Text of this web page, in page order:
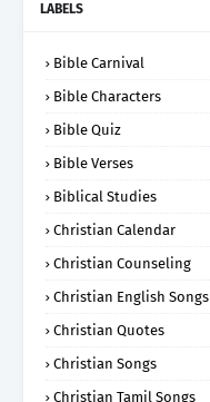
LABELS
Bible Carnival
Bible Characters
Bible Quiz
Bible Verses
Biblical Studies
Christian Calendar
Christian Counseling
Christian English Songs
Christian Quotes
Christian Songs
Christian Tamil Songs